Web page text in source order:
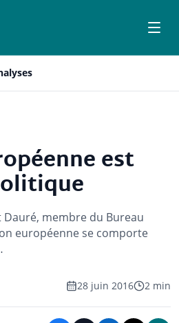
est
Dauré, membre du Bureau
européenne se comporte
28 juin 2016 2 min